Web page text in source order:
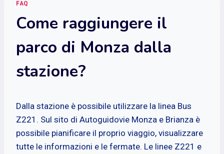
FAQ
Come raggiungere il
parco di Monza dalla
stazione?
Dalla stazione è possibile utilizzare la linea Bus
Z221. Sul sito di Autoguidovie Monza e Brianza è
possibile pianificare il proprio viaggio, visualizzare
tutte le informazioni e le fermate. Le linee Z221 e